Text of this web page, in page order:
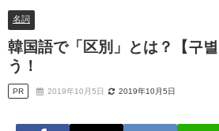
名詞
韓国語で「区別」とは？【구
う！
PR 2019年10月5日 2019年10月5日